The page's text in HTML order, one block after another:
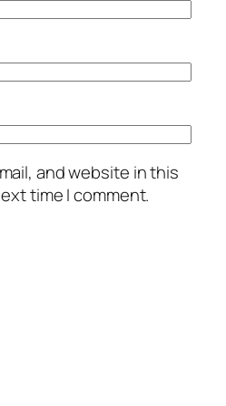
and website in this
time I comment.